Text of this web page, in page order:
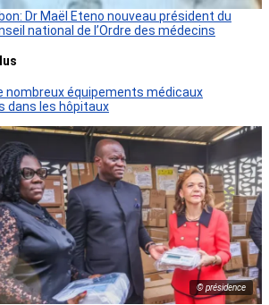
Dr Maël Eteno nouveau président du
national de l’Ordre des médecins
nombreux équipements médicaux
dans les hôpitaux
© présidence